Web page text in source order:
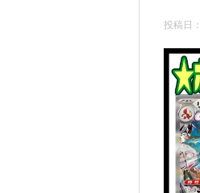
投稿日：